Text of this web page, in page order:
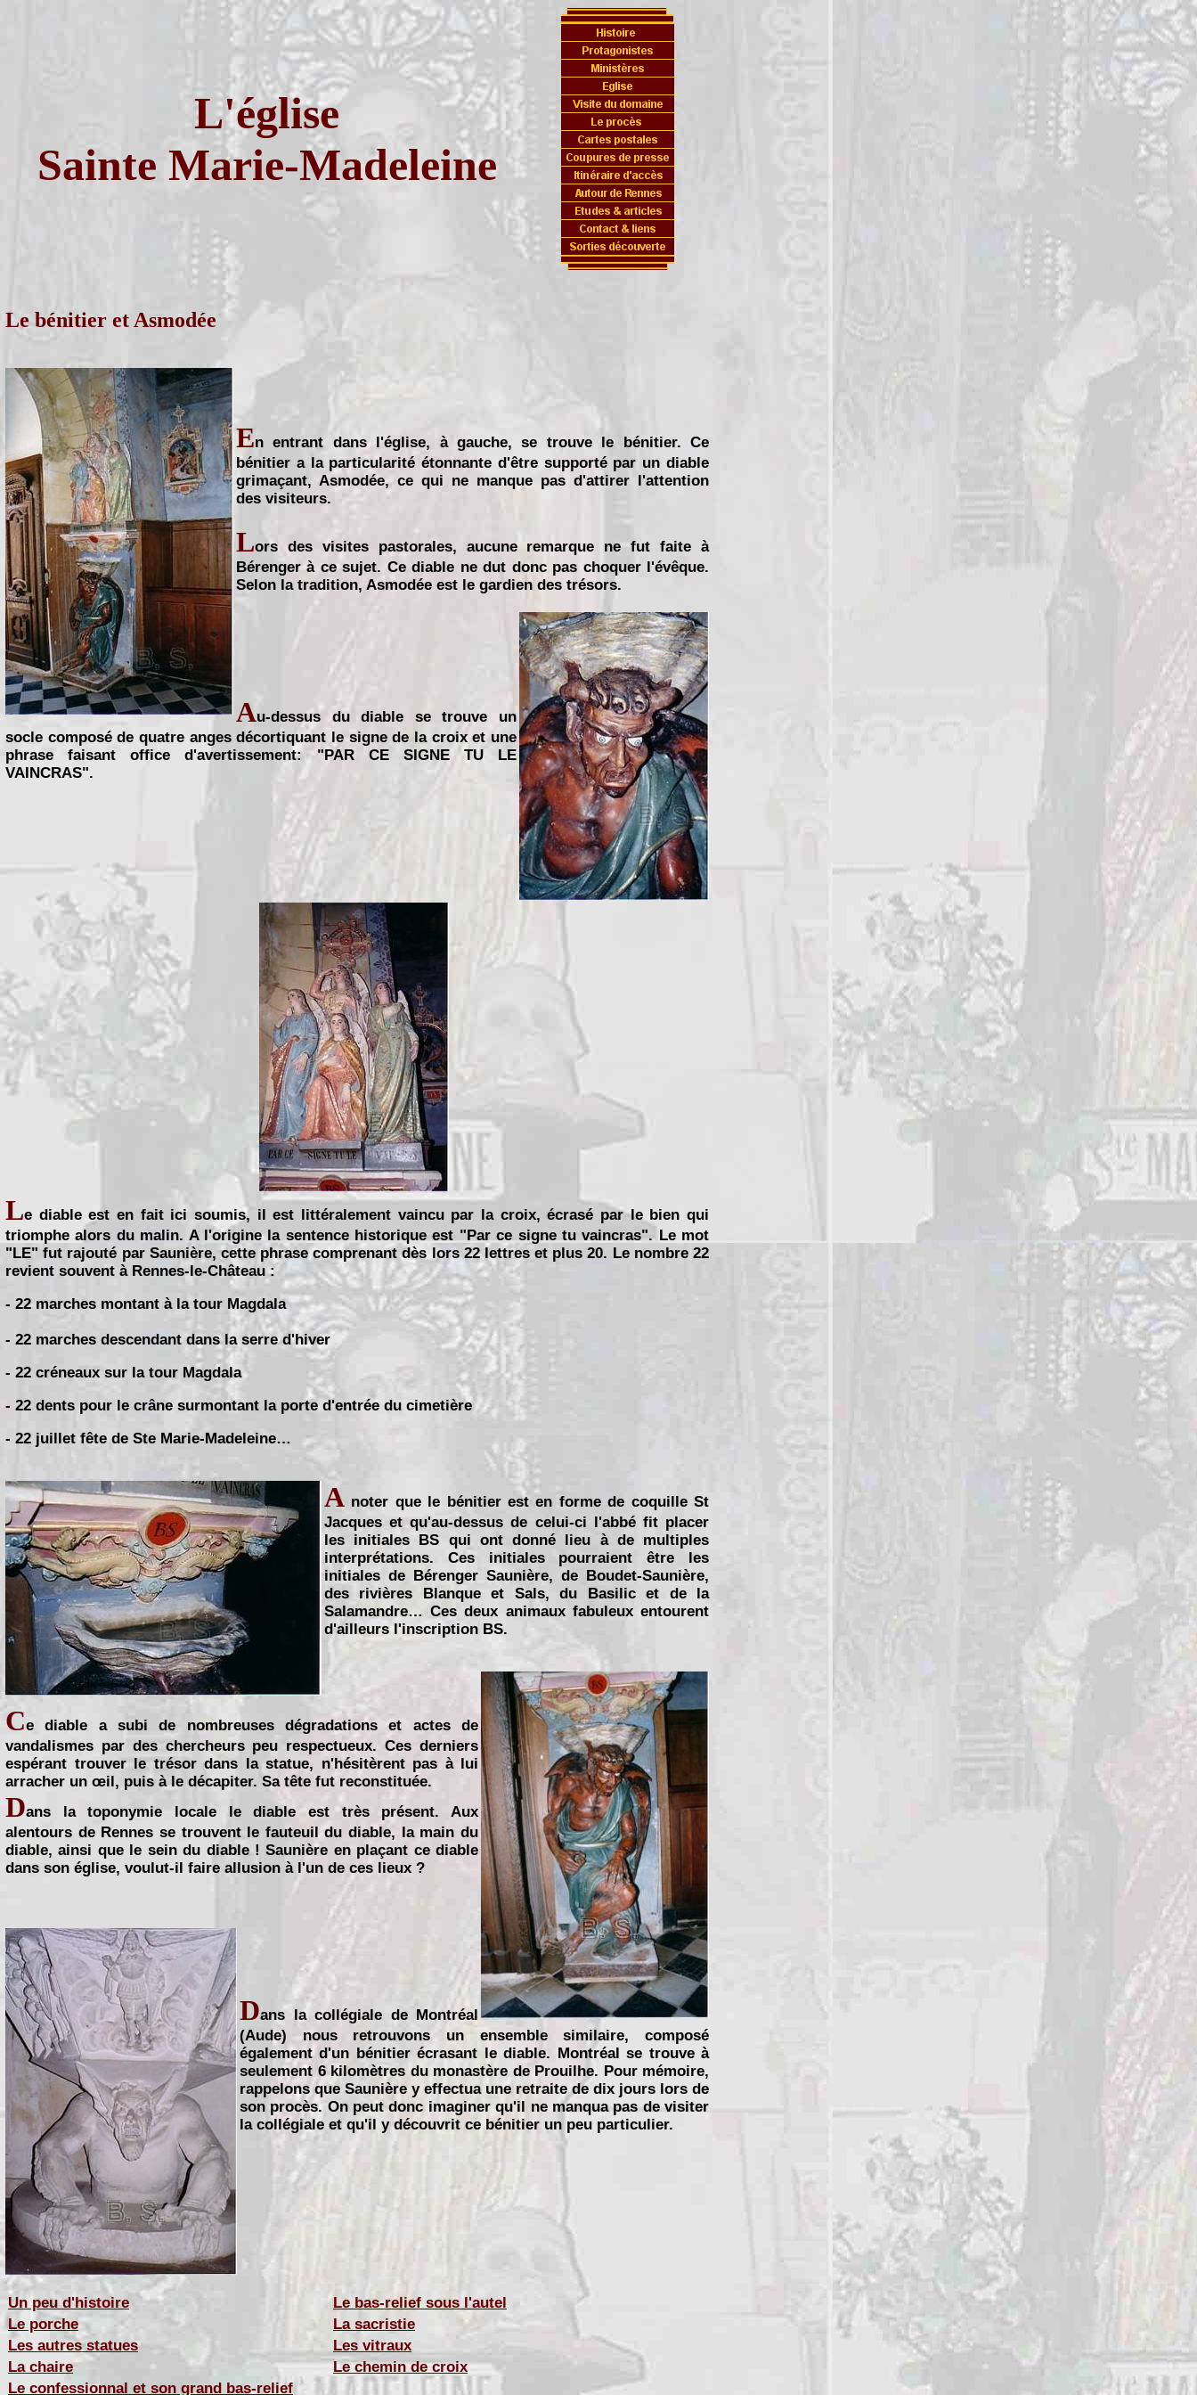
L'église
Sainte Marie-Madeleine
Le bénitier et Asmodée
En entrant dans l'église, à gauche, se trouve le bénitier. Ce
bénitier a la particularité étonnante d'être supporté par un diable
grimaçant, Asmodée, ce qui ne manque pas d'attirer l'attention
des visiteurs.
Lors des visites pastorales, aucune remarque ne fut faite à
Bérenger à ce sujet. Ce diable ne dut donc pas choquer l'évêque.
Selon la tradition, Asmodée est le gardien des trésors.
Au-dessus du diable se trouve un
socle composé de quatre anges décortiquant le signe de la croix et une
phrase faisant office d'avertissement: "PAR CE SIGNE TU LE
VAINCRAS".
Le diable est en fait ici soumis, il est littéralement vaincu par la croix, écrasé par le bien qui
triomphe alors du malin. A l'origine la sentence historique est "Par ce signe tu vaincras". Le mot
"LE" fut rajouté par Saunière, cette phrase comprenant dès lors 22 lettres et plus 20. Le nombre 22
revient souvent à Rennes-le-Château :
- 22 marches montant à la tour Magdala
- 22 marches descendant dans la serre d'hiver
- 22 créneaux sur la tour Magdala
- 22 dents pour le crâne surmontant la porte d'entrée du cimetière
- 22 juillet fête de Ste Marie-Madeleine…
A noter que le bénitier est en forme de coquille St
Jacques et qu'au-dessus de celui-ci l'abbé fit placer
les initiales BS qui ont donné lieu à de multiples
interprétations. Ces initiales pourraient être les
initiales de Bérenger Saunière, de Boudet-Saunière,
des rivières Blanque et Sals, du Basilic et de la
Salamandre… Ces deux animaux fabuleux entourent
d'ailleurs l'inscription BS.
Ce diable a subi de nombreuses dégradations et actes de
vandalismes par des chercheurs peu respectueux. Ces derniers
espérant trouver le trésor dans la statue, n'hésitèrent pas à lui
arracher un œil, puis à le décapiter. Sa tête fut reconstituée.
Dans la toponymie locale le diable est très présent. Aux
alentours de Rennes se trouvent le fauteuil du diable, la main du
diable, ainsi que le sein du diable ! Saunière en plaçant ce diable
dans son église, voulut-il faire allusion à l'un de ces lieux ?
Dans la collégiale de Montréal
(Aude) nous retrouvons un ensemble similaire, composé
également d'un bénitier écrasant le diable. Montréal se trouve à
seulement 6 kilomètres du monastère de Prouilhe. Pour mémoire,
rappelons que Saunière y effectua une retraite de dix jours lors de
son procès. On peut donc imaginer qu'il ne manqua pas de visiter
la collégiale et qu'il y découvrit ce bénitier un peu particulier.
Un peu d'histoire
Le bas-relief sous l'autel
Le porche
La sacristie
Les autres statues
Les vitraux
La chaire
Le chemin de croix
Le confessionnal et son grand bas-relief